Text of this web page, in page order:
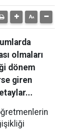
olmaları
dönem
giren